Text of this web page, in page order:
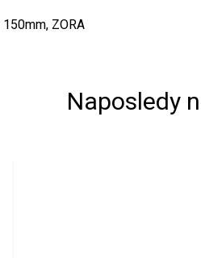
ZORA
Naposledy